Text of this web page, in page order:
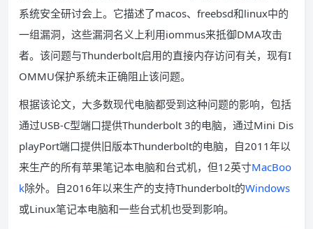
系统安全研讨会上。它描述了macos、freebsd和linux中的
一组漏洞，这些漏洞名义上利用iommus来抵御DMA攻击
者。该问题与Thunderbolt启用的直接内存访问有关，现有I
OMMU保护系统未正确阻止该问题。
根据该论文，大多数现代电脑都受到这种问题的影响，包括
通过USB-C型端口提供Thunderbolt 3的电脑，通过Mini Dis
playPort端口提供旧版本Thunderbolt的电脑，自2011年以
来生产的所有苹果笔记本电脑和台式机，但12英寸MacBoo
k除外。自2016年以来生产的支持Thunderbolt的Windows
或Linux笔记本电脑和一些台式机也受到影响。